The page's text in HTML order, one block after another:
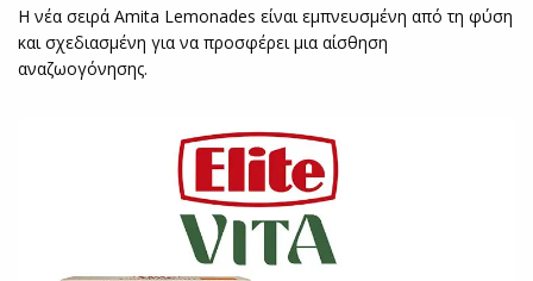
Η νέα σειρά Amita Lemonades είναι εμπνευσμένη από τη φύση
και σχεδιασμένη για να προσφέρει μια αίσθηση
αναζωογόνησης.